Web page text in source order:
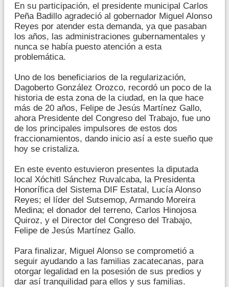
En su participación, el presidente municipal Carlos
Peña Badillo agradeció al gobernador Miguel Alonso
Reyes por atender esta demanda, ya que pasaban
los años, las administraciones gubernamentales y
nunca se había puesto atención a esta
problemática.
Uno de los beneficiarios de la regularización,
Dagoberto González Orozco, recordó un poco de la
historia de esta zona de la ciudad, en la que hace
más de 20 años, Felipe de Jesús Martínez Gallo,
ahora Presidente del Congreso del Trabajo, fue uno
de los principales impulsores de estos dos
fraccionamientos, dando inicio así a este sueño que
hoy se cristaliza.
En este evento estuvieron presentes la diputada
local Xóchitl Sánchez Ruvalcaba, la Presidenta
Honorífica del Sistema DIF Estatal, Lucía Alonso
Reyes; el líder del Sutsemop, Armando Moreira
Medina; el donador del terreno, Carlos Hinojosa
Quiroz, y el Director del Congreso del Trabajo,
Felipe de Jesús Martínez Gallo.
Para finalizar, Miguel Alonso se comprometió a
seguir ayudando a las familias zacatecanas, para
otorgar legalidad en la posesión de sus predios y
dar así tranquilidad para ellos y sus familias.